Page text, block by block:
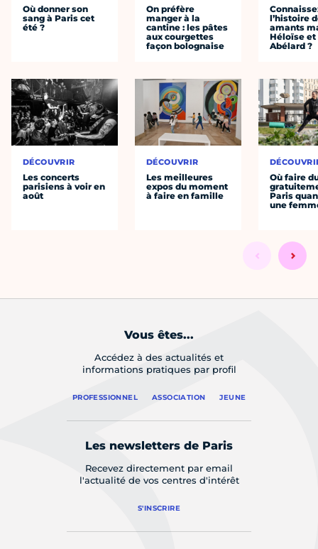
Où donner son
sang à Paris cet
été ?
DÉCOUVRIR
Les concerts
parisiens à voir en
août
On préfère
manger à la
cantine : les pâtes
aux courgettes
façon bolognaise
DÉCOUVRIR
Les meilleures
expos du moment
à faire en famille
l’histoire
amants
Héloïse et
Abélard ?
Où faire
Paris
une
Vous êtes...
Accédez à des actualités et
informations pratiques par profil
PROFESSIONNEL ASSOCIATION JEUNE
Les newsletters de Paris
Recevez directement par email
l'actualité de vos centres d'intérêt
S'INSCRIRE